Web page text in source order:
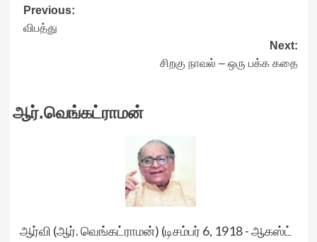
Post
navigation
Previous:
விபத்து
Next:
சிறகு நாவல் – ஒரு பக்க கதை
ஆர்.வெங்கட்ராமன்
ஆர்வி (ஆர். வெங்கட்ராமன்) (டிசம்பர் 6, 1918 - ஆகஸ்ட்